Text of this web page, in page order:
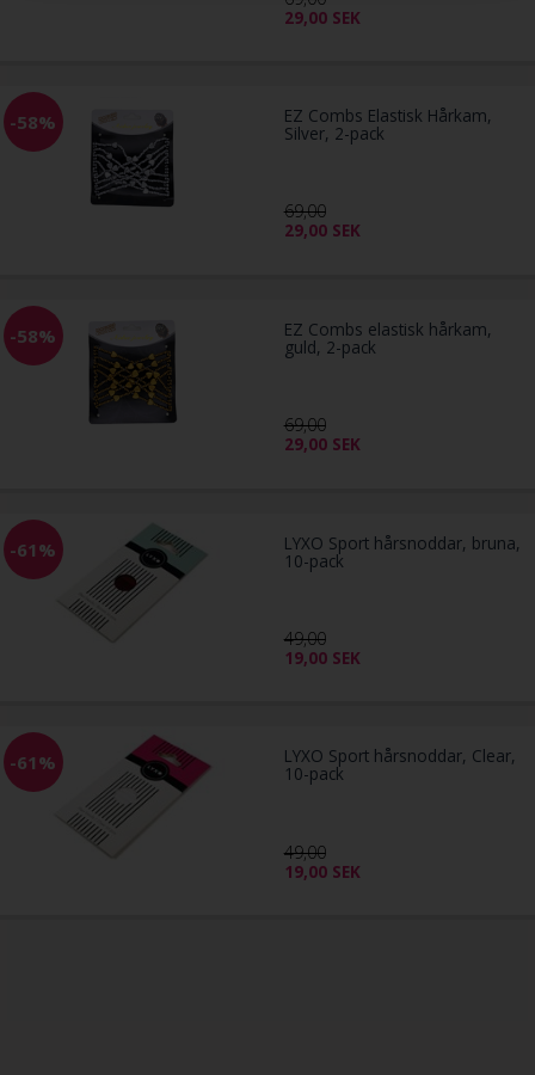
29,00 SEK
-58% EZ Combs Elastisk Hårkam,
Silver, 2-pack
69,00
29,00 SEK
-58% EZ Combs elastisk hårkam,
guld, 2-pack
69,00
29,00 SEK
-61% LYXO Sport hårsnoddar, bruna,
10-pack
49,00
19,00 SEK
-61% LYXO Sport hårsnoddar, Clear,
10-pack
49,00
19,00 SEK